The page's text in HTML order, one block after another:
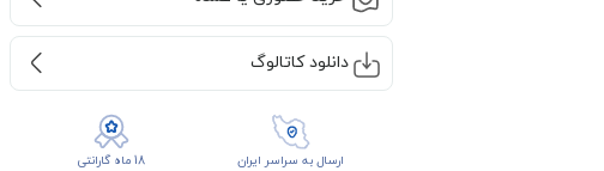
دانلود کاتالوگ
ارسال به سراسر ایران 18 ماه گارانتی